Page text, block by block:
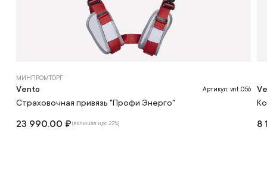
МИНПРОМТОРГ
Vento Артикул: vnt 056
Страховочная привязь "Профи Энерго"
23 990.00 ₽(включая ндс 22%) 8